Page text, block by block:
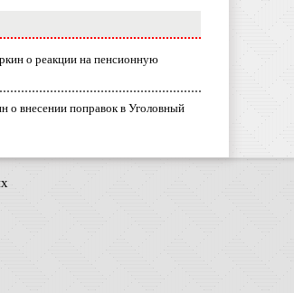
о реакции на пенсионную
о внесении поправок в Уголовный